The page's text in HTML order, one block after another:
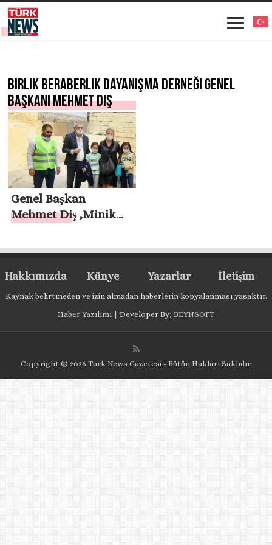
Birlik Beraberlik Dayanışma Derneği Genel
Başkanı Mehmet Diş
Genel Başkan
Mehmet Diş ,Minik
Güldürdü
Hakkımızda Künye Yazarlar İletişim
Kaynak belirtmeden ve izin almadan haberlerin kopyalanması yasaktır.
Haber Yazılımı | Developer By; BEYNSOFT
Copyright © 2026 Turk News Gazetesi - Bütün Hakları Saklıdır.